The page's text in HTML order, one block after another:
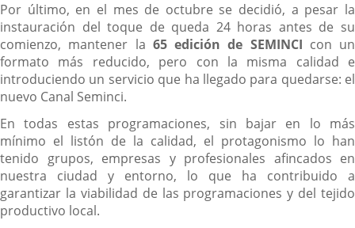
Por último, en el mes de octubre se decidió, a pesar la
instauración del toque de queda 24 horas antes de su
comienzo, mantener la 65 edición de SEMINCI con un
formato más reducido, pero con la misma calidad e
introduciendo un servicio que ha llegado para quedarse: el
nuevo Canal Seminci.
En todas estas programaciones, sin bajar en lo más
mínimo el listón de la calidad, el protagonismo lo han
tenido grupos, empresas y profesionales afincados en
nuestra ciudad y entorno, lo que ha contribuido a
garantizar la viabilidad de las programaciones y del tejido
productivo local.